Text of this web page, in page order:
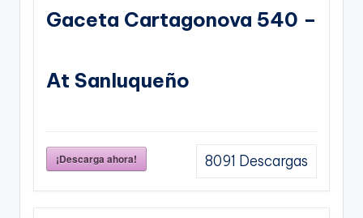
Gaceta Cartagonova 540 –
At Sanluqueño
¡Descarga ahora! 8091 Descargas